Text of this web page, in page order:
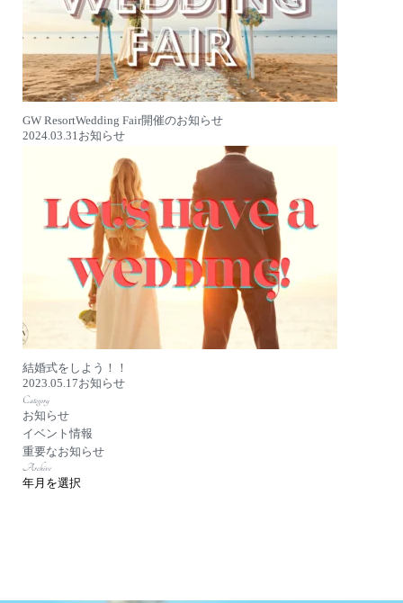
GW ResortWedding Fair開催のお知らせ
2024.03.31お知らせ
結婚式をしよう！！
2023.05.17お知らせ
Category
お知らせ
イベント情報
重要なお知らせ
Archive